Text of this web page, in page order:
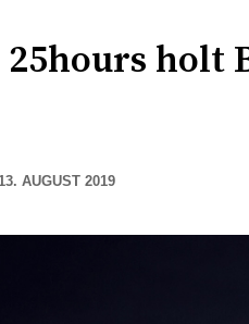
25hours holt
AUGUST 2019